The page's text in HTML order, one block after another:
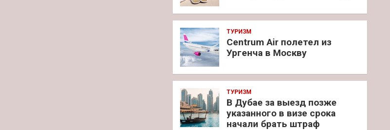
ТУРИЗМ
Centrum Air полетел из
Ургенча в Москву
ТУРИЗМ
В Дубае за выезд позже
указанного в визе срока
начали брать штраф